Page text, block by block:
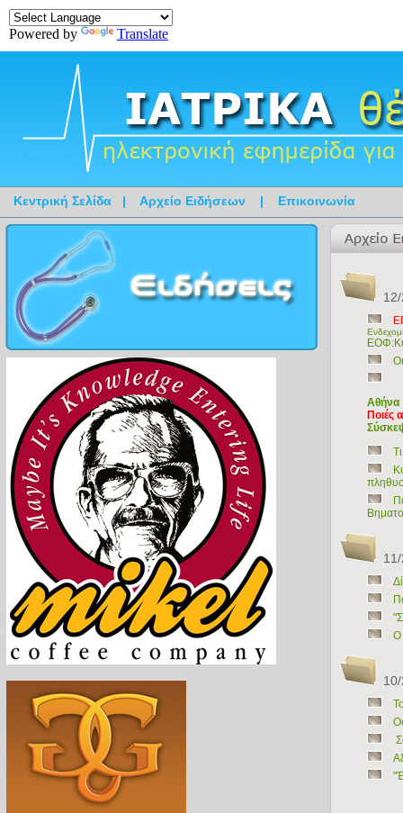
Powered by Translate
Κεντρική Σελίδα | Αρχείο Ειδήσεων | Επικοινωνία
Αθήνα
Ποιές
Ο